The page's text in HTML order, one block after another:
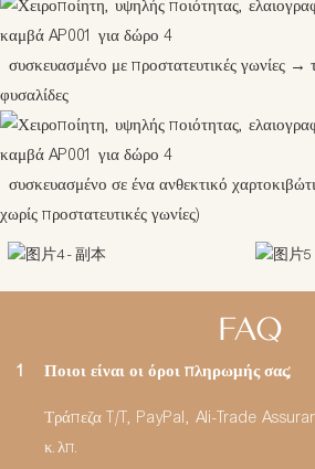
συσκευασμένο με προστατευτικές γωνίες →
φυσαλίδες
συσκευασμένο σε ένα ανθεκτικό
χωρίς προστατευτικές γωνίες)
FAQ
1 Ποιοι είναι οι όροι πληρωμής σας;
Τράπεζα T/T, PayPal, Ali-Trade
κ.λπ.